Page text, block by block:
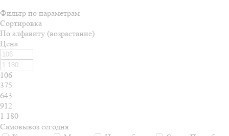
Фильтр по параметрам
Сортировка
По алфавиту (возрастание)
Цена
106
375
643
912
1 180
Самовывоз сегодня